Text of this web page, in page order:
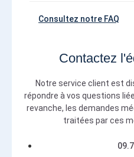
Consultez notre FAQ
Contactez
Notre service client est
répondre à vos questions
revanche, les demandes
traitées par ces